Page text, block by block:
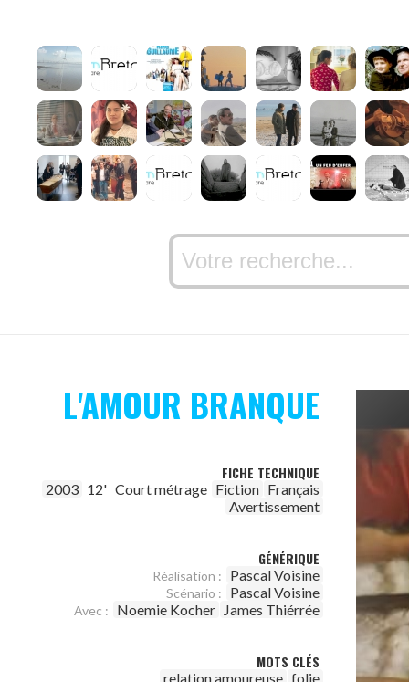
L'AMOUR BRANQUE
FICHE TECHNIQUE
2003 12' Court métrage Fiction Français
Avertissement
GÉNÉRIQUE
Réalisation : Pascal Voisine
Scénario : Pascal Voisine
Avec : Noemie Kocher James Thiérrée
MOTS CLÉS
relation amoureuse folie